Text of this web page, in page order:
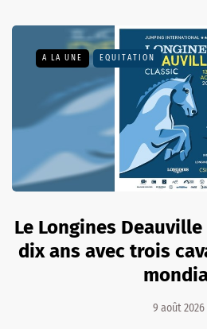
A LA UNE EQUITATION
Le Longines
dix ans avec trois
9 août 2026